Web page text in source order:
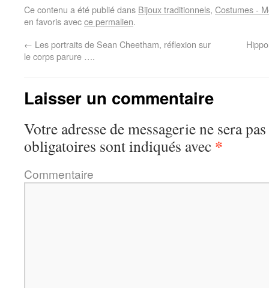
Ce contenu a été publié dans Bijoux traditionnels, Costumes -
en favoris avecce permalien.
← Les portraits de Sean Cheetham, réflexion sur
le corps parure ….
Laisser un commentaire
Votre adresse de messagerie ne sera
obligatoires sont indiqués avec *
Commentaire